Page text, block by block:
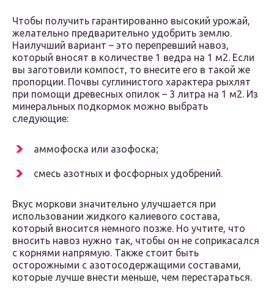
Чтобы получить гарантированно высокий урожай,
желательно предварительно удобрить землю.
Наилучший вариант – это перепревший навоз,
который вносят в количестве 1 ведра на 1 м2. Если
вы заготовили компост, то внесите его в такой же
пропорции. Почвы суглинистого характера рыхлят
при помощи древесных опилок – 3 литра на 1 м2. Из
минеральных подкормок можно выбрать
следующие:
аммофоска или азофоска;
смесь азотных и фосфорных удобрений.
Вкус моркови значительно улучшается при
использовании жидкого калиевого состава,
который вносится немного позже. Но учтите, что
вносить навоз нужно так, чтобы он не соприкасался
с корнями напрямую. Также стоит быть
осторожными с азотосодержащими составами,
которые лучше внести меньше, чем перестараться.